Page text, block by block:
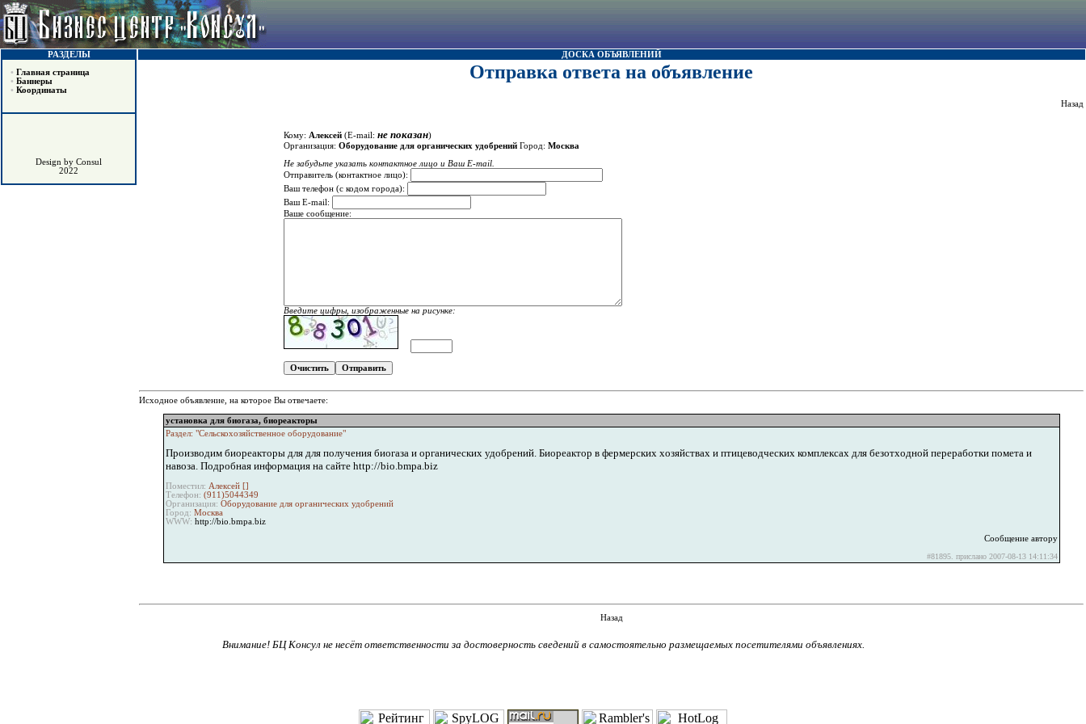
РАЗДЕЛЫ
• Главная страница
• Баннеры
• Координаты
Design by Consul
2022
ДОСКА ОБЪЯВЛЕНИЙ
Отправка ответа на объявление
Назад
Кому: Алексей(E-mail: не показан)
Организация: Оборудование для органических удобренийГород: Москва
Не забудьте указать контактное лицо и Ваш E-mail.
Отправитель (контактное лицо):
Ваш телефон (с кодом города):
Ваш E-mail:
Ваше сообщение:
Введите цифры, изображенные на рисунке:
Исходное объявление, на которое Вы отвечаете:
установка для биогаза, биореакторы
Раздел: "Сельскохозяйственное оборудование"
Производим биореакторы для для получения биогаза и органических удобрений. Биореактор в фермерских хозяйствах и птицеводческих комплексах для безотходной переработки помета и
навоза. Подробная информация на сайте http://bio.bmpa.biz
Поместил: Алексей []
Телефон: (911)5044349
Организация: Оборудование для органических удобрений
Город: Москва
WWW: http://bio.bmpa.biz
Сообщение автору
#81895. прислано 2007-08-13 14:11:34
Назад
Внимание! БЦ Консул не несёт ответственности за достоверность сведений в самостоятельно размещаемых посетителями объявлениях.